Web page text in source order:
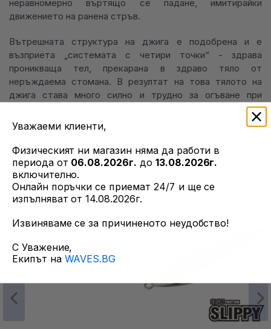
неравномерно въртящо се падане, имитирайки
движението на ранена стръв.
Вътрешната структура на джига е подобрена и е
възприета „системата с четири точки“ - здрава
проникваща тел, прекарана в здраво тяло от
неръждаема стомана. В резултат на това тялото на
джига става много силно и трудно за огъване при
ОЩЕ ОТ ТОЗИ ПРОИЗВОДИТЕЛ
Уважаеми клиенти,
Физическият ни магазин няма да работи в
периода от 06.08.2026г. до 13.08.2026г.
включително.
Онлайн поръчки се приемат 24/7 и ще се
изпълняват от 14.08.2026г.
Извиняваме се за причиненото неудобство!
С Уважение,
Екипът на WAVES.BG